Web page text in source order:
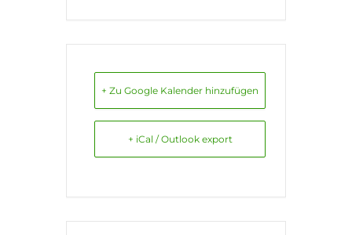
+ Zu Google Kalender hinzufügen
+ iCal / Outlook export